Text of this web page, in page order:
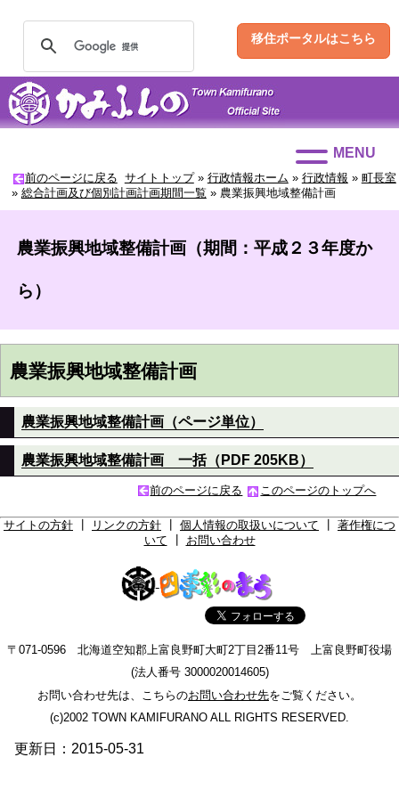
移住ポータルはこちら
MENU
前のページに戻る サイトトップ» 行政情報ホーム » 行政情報 » 町長室
» 総合計画及び個別計画計画期間一覧 » 農業振興地域整備計画
農業振興地域整備計画（期間：平成２３年度か
ら）
農業振興地域整備計画
農業振興地域整備計画（ページ単位）
農業振興地域整備計画 一括（PDF 205KB）
前のページに戻る このページのトップへ
サイトの方針 リンクの方針 個人情報の取扱いについて
著作権につ
いて
お問い合わせ
〒071-0596 北海道空知郡上富良野町大町2丁目2番11号 上富良野町役場
(法人番号 3000020014605)
お問い合わせ先は、こちらのお問い合わせ先をご覧ください。
(c)2002 TOWN KAMIFURANO ALL RIGHTS RESERVED.
更新日：2015-05-31